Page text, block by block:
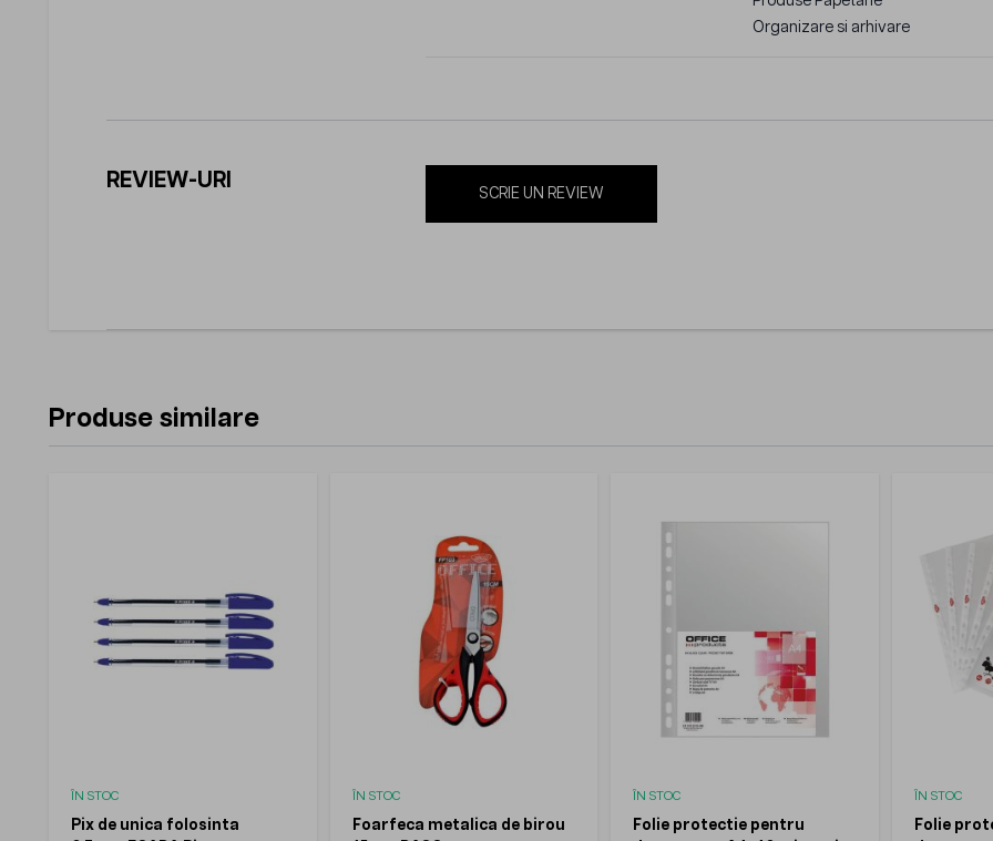
Organizare si arhivare
REVIEW-URI
SCRIE UN REVIEW
Produse similare
ÎN STOC
Pix de unica folosinta
ÎN STOC
Foarfeca metalica de birou
ÎN STOC
Folie protectie pentru
ÎN STOC
Folie